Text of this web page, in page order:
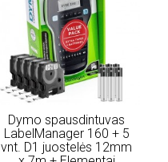
Dymo spausdintuvas
LabelManager 160 + 5
vnt. D1 juostelės 12mm